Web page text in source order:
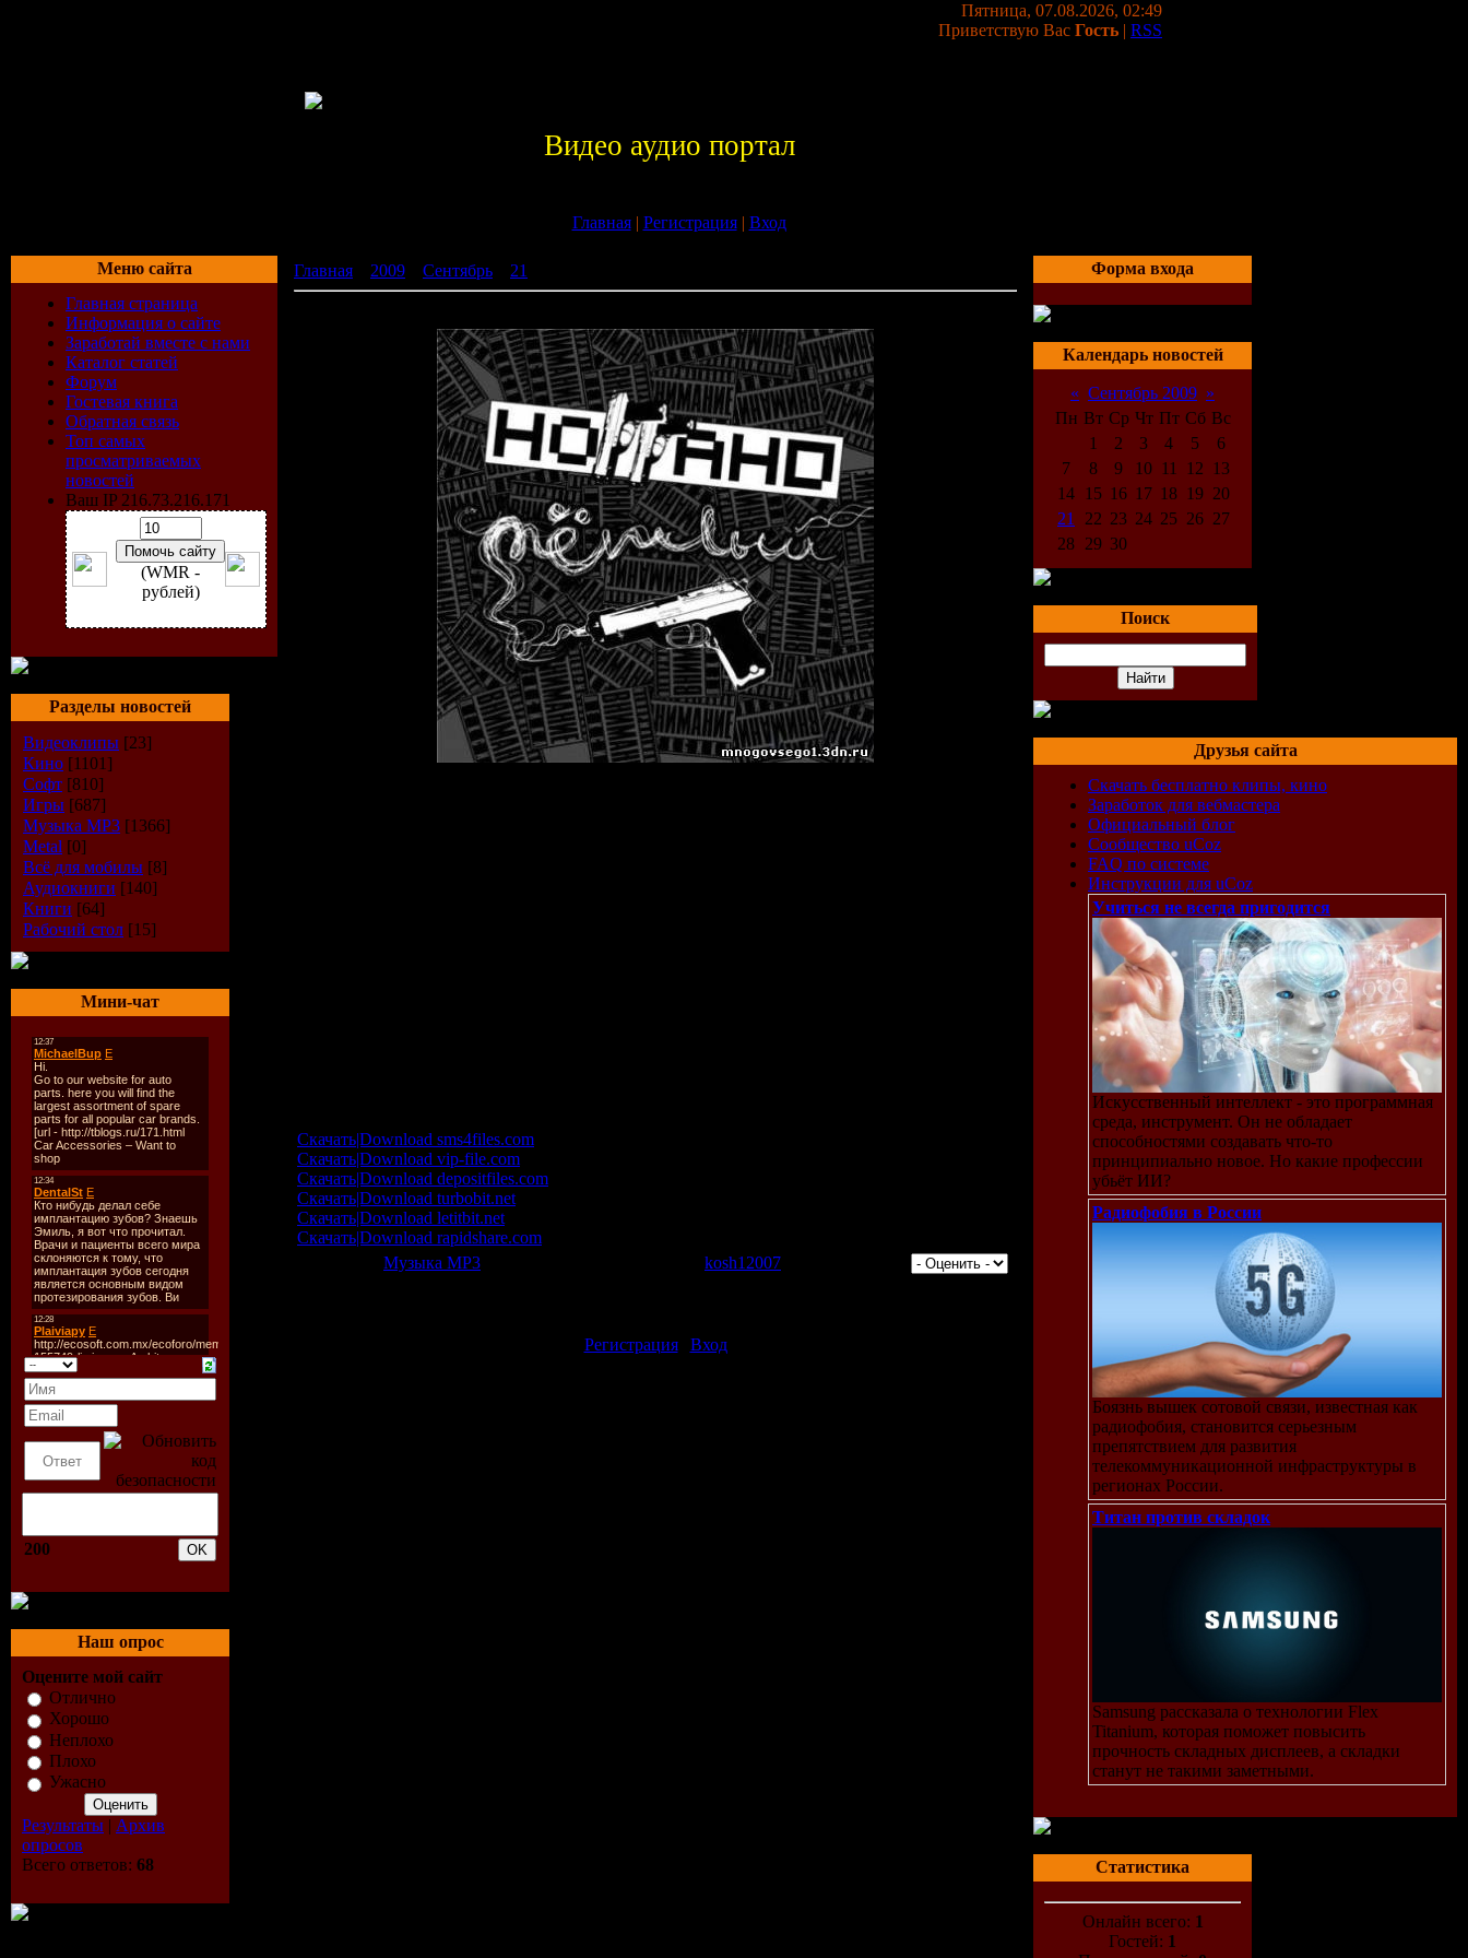
Пятница, 07.08.2026, 02:49
Приветствую Вас Гость | RSS
Видео аудио портал
Главная| Регистрация| Вход
Меню сайта
Главная страница
Информация о сайте
Заработай вместе с нами
Каталог статей
Форум
Гостевая книга
Обратная связь
Топ самых
просматриваемых
новостей
Ваш IP 216.73.216.171
(WMR -
рублей)
Разделы новостей
Видеоклипы [23]
Кино [1101]
Софт [810]
Игры [687]
Музыка МР3 [1366]
Metal [0]
Всё для мобилы [8]
Аудиокниги [140]
Книги [64]
Рабочий стол [15]
Мини-чат
200
Наш опрос
Оцените мой сайт
Отлично
Хорошо
Неплохо
Плохо
Ужасно
Результаты | Архив
опросов
Всего ответов: 68
Главная 2009 Сентябрь 21
Скачать|Download sms4files.com
Скачать|Download vip-file.com
Скачать|Download depositfiles.com
Скачать|Download turbobit.net
Скачать|Download letitbit.net
Скачать|Download rapidshare.com
Музыка МР3 kosh12007
Регистрация| Вход]
Форма входа
Календарь новостей
« Сентябрь 2009 »
Пн Вт Ср Чт Пт Сб Вс
1
2 3 4 5
6
7
8 9 10 11 12
13
14
15 16 17 18 19 20
21
22 23 24 25 26 27
28 29 30
Поиск
Друзья сайта
Скачать бесплатно клипы, кино
Заработок для вебмастера
Официальный блог
Сообщество uCoz
FAQ по системе
Инструкции для uCoz
Учиться не всегда пригодится
Искусственный интеллект - это программная
среда, инструмент. Он не обладает
способностями создавать что-то
принципиально новое. Но какие профессии
убьёт ИИ?
Радиофобия в России
Боязнь вышек сотовой связи, известная как
радиофобия, становится серьезным
препятствием для развития
телекоммуникационной инфраструктуры в
регионах России.
Титан против складок
Samsung рассказала о технологии Flex
Titanium, которая поможет повысить
прочность складных дисплеев, а складки
станут не такими заметными.
Статистика
Онлайн всего: 1
Гостей: 1